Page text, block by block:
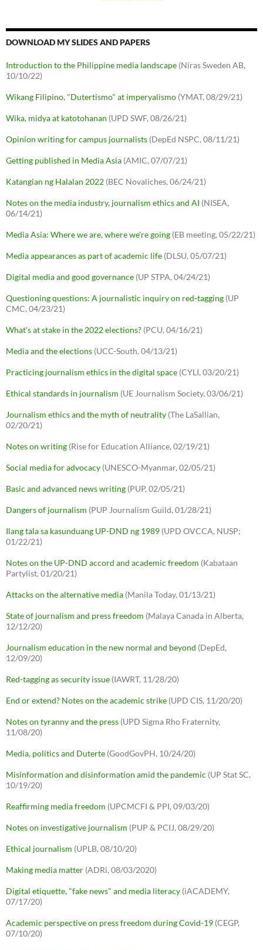
DOWNLOAD MY SLIDES AND PAPERS
Introduction to the Philippine media landscape (Niras Sweden AB,
10/10/22)
Wikang Filipino, "Dutertismo" at imperyalismo (YMAT, 08/29/21)
Wika, midya at katotohanan (UPD SWF, 08/26/21)
Opinion writing for campus journalists (DepEd NSPC, 08/11/21)
Getting published in Media Asia (AMIC, 07/07/21)
Katangian ng Halalan 2022 (BEC Novaliches, 06/24/21)
Notes on the media industry, journalism ethics and AI (NISEA,
06/14/21)
Media Asia: Where we are, where we're going (EB meeting, 05/22/21)
Media appearances as part of academic life (DLSU, 05/07/21)
Digital media and good governance (UP STPA, 04/24/21)
Questioning questions: A journalistic inquiry on red-tagging (UP
CMC, 04/23/21)
What's at stake in the 2022 elections? (PCU, 04/16/21)
Media and the elections (UCC-South, 04/13/21)
Practicing journalism ethics in the digital space (CYLI, 03/20/21)
Ethical standards in journalism (UE Journalism Society, 03/06/21)
Journalism ethics and the myth of neutrality (The LaSallian,
02/20/21)
Notes on writing (Rise for Education Alliance, 02/19/21)
Social media for advocacy (UNESCO-Myanmar, 02/05/21)
Basic and advanced news writing (PUP, 02/05/21)
Dangers of journalism (PUP Journalism Guild, 01/28/21)
Ilang tala sa kasunduang UP-DND ng 1989 (UPD OVCCA, NUSP;
01/22/21)
Notes on the UP-DND accord and academic freedom (Kabataan
Partylist, 01/20/21)
Attacks on the alternative media (Manila Today, 01/13/21)
State of journalism and press freedom (Malaya Canada in Alberta,
12/12/20)
Journalism education in the new normal and beyond (DepEd,
12/09/20)
Red-tagging as security issue (IAWRT, 11/28/20)
End or extend? Notes on the academic strike (UPD CIS, 11/20/20)
Notes on tyranny and the press (UPD Sigma Rho Fraternity,
11/08/20)
Media, politics and Duterte (GoodGovPH, 10/24/20)
Misinformation and disinformation amid the pandemic (UP Stat SC,
10/19/20)
Reaffirming media freedom (UPCMCFI & PPI, 09/03/20)
Notes on investigative journalism (PUP & PCIJ, 08/29/20)
Ethical journalism (UPLB, 08/10/20)
Making media matter (ADRi, 08/03/2020)
Digital etiquette, "fake news" and media literacy (iACADEMY,
07/17/20)
Academic perspective on press freedom during Covid-19 (CEGP,
07/10/20)